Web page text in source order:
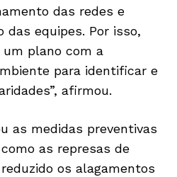
das redes e
equipes. Por isso,
plano com a
para identificar e
afirmou.
as medidas preventivas
as represas de
os alagamentos